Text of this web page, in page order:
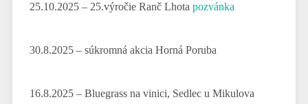
25.10.2025 – 25.výročie Ranč Lhota pozvánka
30.8.2025 – súkromná akcia Horná Poruba
16.8.2025 – Bluegrass na vinici, Sedlec u Mikulova